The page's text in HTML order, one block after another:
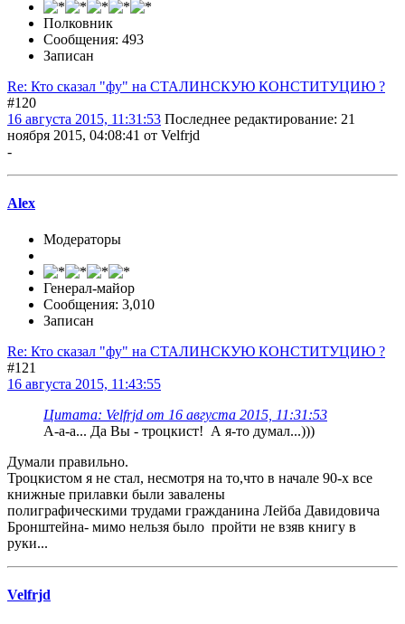
Полковник
Сообщения: 493
Записан
Re: Кто сказал "фу" на СТАЛИНСКУЮ КОНСТИТУЦИЮ ?
#120
16 августа 2015, 11:31:53 Последнее редактирование: 21
ноября 2015, 04:08:41 от Velfrjd
-
Alex
Модераторы
Генерал-майор
Сообщения: 3,010
Записан
Re: Кто сказал "фу" на СТАЛИНСКУЮ КОНСТИТУЦИЮ ?
#121
16 августа 2015, 11:43:55
Цитата: Velfrjd от 16 августа 2015, 11:31:53
А-а-а... Да Вы - троцкист! А я-то думал...)))
Думали правильно.
Троцкистом я не стал, несмотря на то,что в начале 90-х все
книжные прилавки были завалены
полиграфическими трудами гражданина Лейба Давидовича
Бронштейна- мимо нельзя было пройти не взяв книгу в
руки...
Velfrjd